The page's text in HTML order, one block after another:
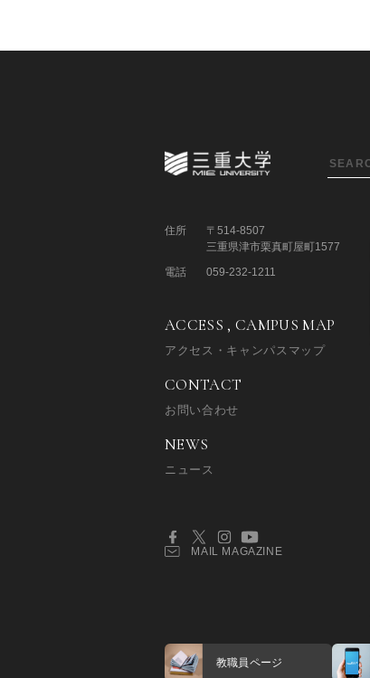
住所
〒514-8507
三重県津市栗真町屋町1577
電話
059-232-1211
ACCESS , CAMPUS MAP
アクセス・キャンパスマップ
CONTACT
お問い合わせ
NEWS
ニュース
MAIL MAGAZINE
教職員ページ